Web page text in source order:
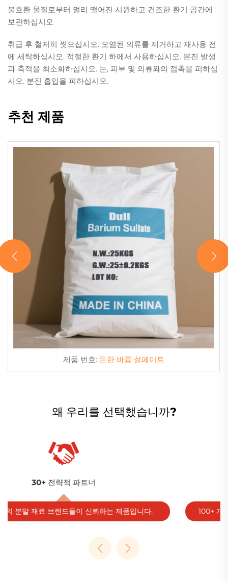
불호환 물질로부터 멀리 떨어진 시원하고 건조한 환기 공간에
보관하십시오
취급 후 철저히 씻으십시오. 오염된 의류를 제거하고 재사용 전
에 세탁하십시오. 적절한 환기 하에서 사용하십시오. 분진 발생
과 축적을 최소화하십시오. 눈, 피부 및 의류와의 접촉을 피하십
시오. 분진 흡입을 피하십시오.
추천 제품
제품 번호: 둔한 바륨 설페이트
왜 우리를 선택했습니까?
글로벌 도달 범위
100+ 개국, 30+ 산업, 5,000+ 고객을 대상으로 서비스 제공.